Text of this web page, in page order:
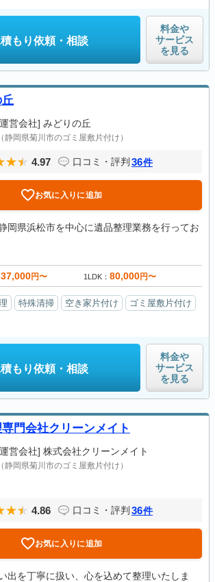
積もり依頼・相談
料金や
サービス
を見る
営会社] みどりの丘
（静岡県菊川市のゴミ屋敷片付け）
4.97 口コミ・評判 36件
お気に入りに追加
岡県浜松市を中心に遺品整理業務を行ってお
37,000円〜 1LDK 80,000円〜
特殊清掃 空き家片付け
ゴミ屋敷片付け
積もり依頼・相談
料金や
サービス
を見る
門会社クリーンメイト
営会社] 株式会社クリーンメイト
（静岡県菊川市のゴミ屋敷片付け）
4.86 口コミ・評判 36件
お気に入りに追加
出を丁寧に扱い、心を込めて整理いたしま